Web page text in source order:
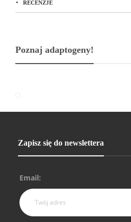
RECENZJE
Poznaj adaptogeny!
Zapisz się do newslettera
Email: